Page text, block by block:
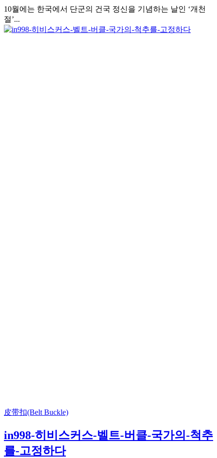
10월에는 한국에서 단군의 건국 정신을 기념하는 날인 ‘개천
절’...
皮带扣(Belt Buckle)
in998-히비스커스-벨트-버클-국가의-척추
를-고정하다